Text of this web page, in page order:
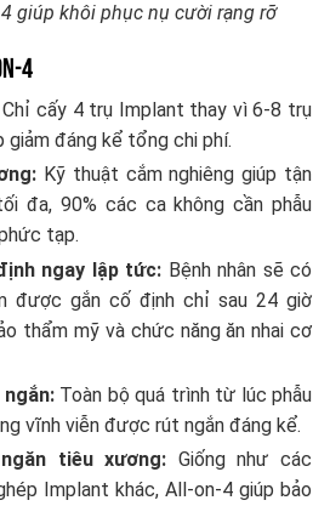
giúp khôi phục nụ cười rạng rỡ
4
cấy 4 trụ Implant thay vì 6-8 trụ
giảm đáng kể tổng chi phí.
Kỹ thuật cắm nghiêng giúp tận
đa, 90% các ca không cần phẫu
tạp.
ngay lập tức: Bệnh nhân sẽ có
được gắn cố định chỉ sau 24 giờ
thẩm mỹ và chức năng ăn nhai cơ
Toàn bộ quá trình từ lúc phẫu
vĩnh viễn được rút ngắn đáng kể.
tiêu xương: Giống như các
Implant khác, All-on-4 giúp bảo